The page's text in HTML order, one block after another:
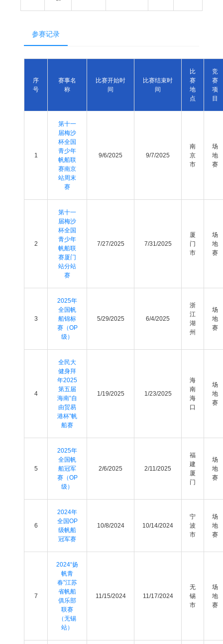
参赛记录
序
号
赛事名
称
比赛开始时
间
比赛结束时
间
比
赛
地
点
竞
赛
项
目
1
第十一
届梅沙
杯全国
青少年
帆船联
赛南京
站周末
赛
9/6/2025 9/7/2025
南
京
市
场
地
赛
2
第十一
届梅沙
杯全国
青少年
帆船联
赛厦门
站分站
赛
7/27/2025 7/31/2025
厦
门
市
场
地
赛
3
2025年
全国帆
船锦标
赛（OP
级）
5/29/2025 6/4/2025
浙
江
湖
州
场
地
赛
4
全民大
健身拜
年2025
第五届
海南“自
由贸易
港杯”帆
船赛
1/19/2025 1/23/2025
海
南
海
口
场
地
赛
5
2025年
全国帆
船冠军
赛（OP
级）
2/6/2025 2/11/2025
福
建
厦
门
场
地
赛
6
2024年
全国OP
级帆船
冠军赛
10/8/2024 10/14/2024
宁
波
市
场
地
赛
7
2024“扬
帆青
春”江苏
省帆船
俱乐部
联赛
（无锡
站）
11/15/2024 11/17/2024
无
锡
市
场
地
赛